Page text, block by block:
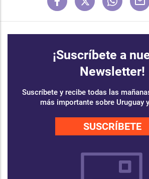
¡Suscríbete a
Newsletter!
Suscríbete y recibe todas las
más importante sobre Uruguay
SUSCRÍBETE